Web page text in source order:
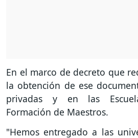
En el marco de decreto que
la obtención de ese
privadas y en las
Formación de Maestros.
"Hemos entregado a las